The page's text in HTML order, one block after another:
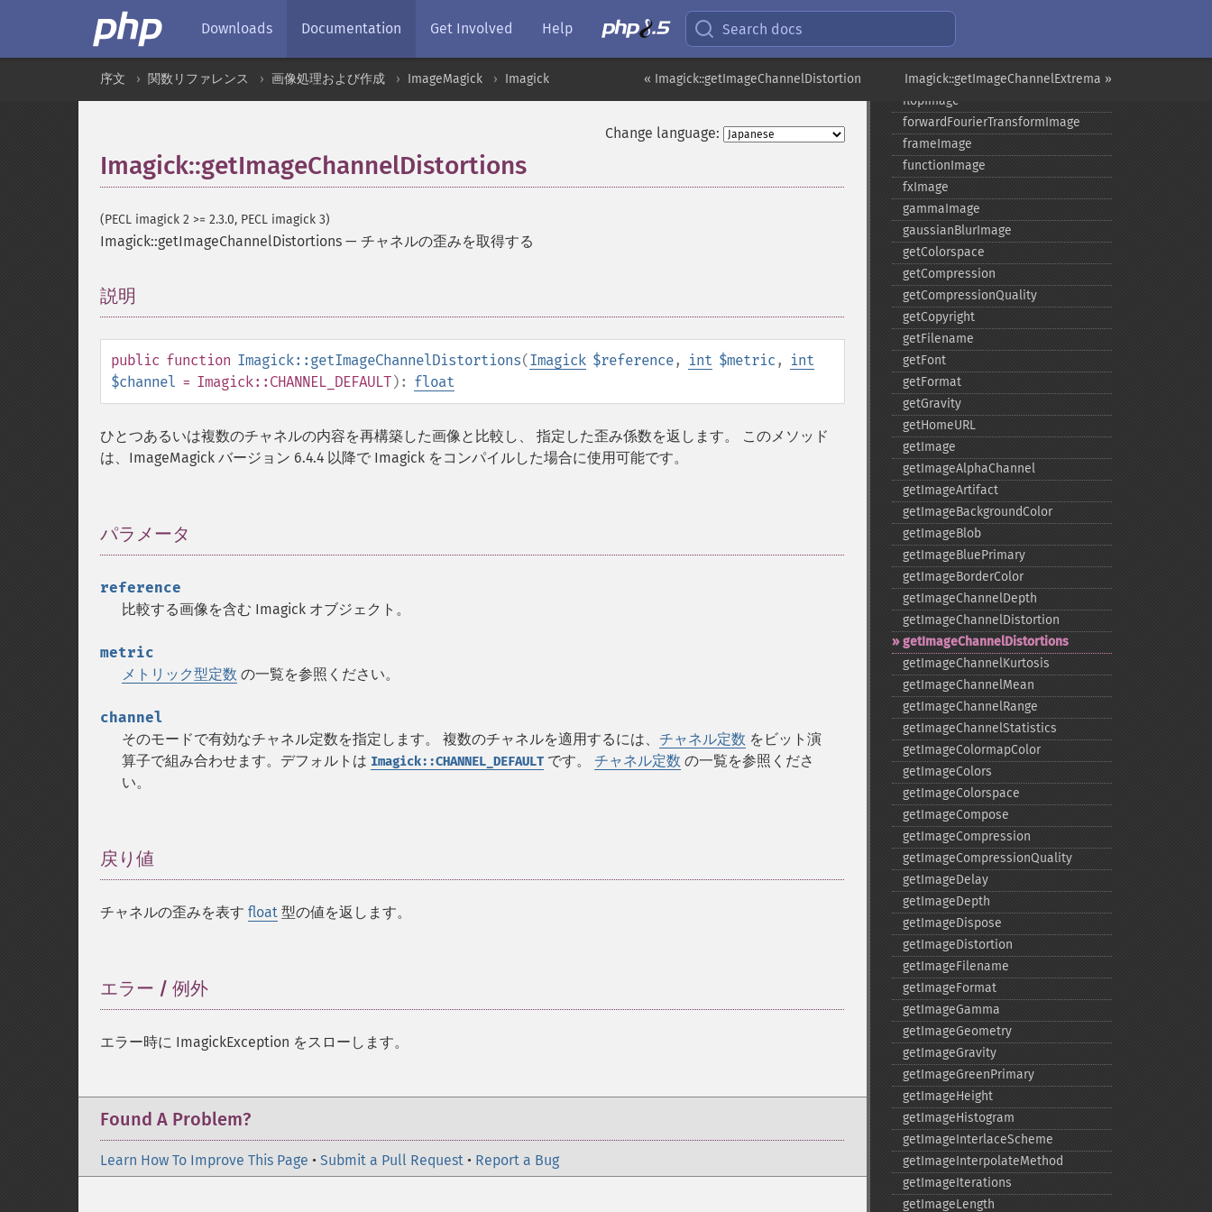
Downloads Documentation Get Involved Help Search docs
Imagick::getImageChannelExtrema »
« Imagick::getImageChannelDistortion
序文 関数リファレンス 画像処理および作成 ImageMagick Imagick
Change language:
Imagick::getImageChannelDistortions
(PECL imagick 2 >= 2.3.0, PECL imagick 3)
Imagick::getImageChannelDistortions — チャネルの歪みを取得する
説明
public function Imagick::getImageChannelDistortions(Imagick $reference, int $metric ,
int
$channel = Imagick::CHANNEL_DEFAULT): float
ひとつあるいは複数のチャネルの内容を再構築した画像と比較し、 指定した歪み係数を返します。 このメソッド
は、ImageMagick バージョン 6.4.4 以降で Imagick をコンパイルした場合に使用可能です。
パラメータ
reference
比較する画像を含む Imagick オブジェクト。
metric
メトリック型定数 の一覧を参照ください。
channel
そのモードで有効なチャネル定数を指定します。 複数のチャネルを適用するには、 チャネル定数 をビット演
算子で組み合わせます。デフォルトは Imagick::CHANNEL_DEFAULT です。 チャネル定数 の一覧を参照くださ
い。
戻り値
チャネルの歪みを表す float 型の値を返します。
エラー / 例外
エラー時に ImagickException をスローします。
Found A Problem?
Learn How To Improve This Page • Submit a Pull Request • Report a Bug
exportImagePixels
flipImage
floodFillPaintImage
flopImage
forwardFourierTransformImage
frameImage
functionImage
fxImage
gammaImage
gaussianBlurImage
getColorspace
getCompression
getCompressionQuality
getCopyright
getFilename
getFont
getFormat
getGravity
getHomeURL
getImage
getImageAlphaChannel
getImageArtifact
getImageBackgroundColor
getImageBlob
getImageBluePrimary
getImageBorderColor
getImageChannelDepth
getImageChannelDistortion
getImageChannelDistortions
getImageChannelKurtosis
getImageChannelMean
getImageChannelRange
getImageChannelStatistics
getImageColormapColor
getImageColors
getImageColorspace
getImageCompose
getImageCompression
getImageCompressionQuality
getImageDelay
getImageDepth
getImageDispose
getImageDistortion
getImageFilename
getImageFormat
getImageGamma
getImageGeometry
getImageGravity
getImageGreenPrimary
getImageHeight
getImageHistogram
getImageInterlaceScheme
getImageInterpolateMethod
getImageIterations
getImageLength